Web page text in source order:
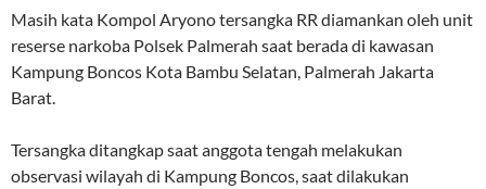
Masih kata Kompol Aryono tersangka RR diamankan oleh unit
reserse narkoba Polsek Palmerah saat berada di kawasan
Kampung Boncos Kota Bambu Selatan, Palmerah Jakarta
Barat.
Tersangka ditangkap saat anggota tengah melakukan
observasi wilayah di Kampung Boncos, saat dilakukan